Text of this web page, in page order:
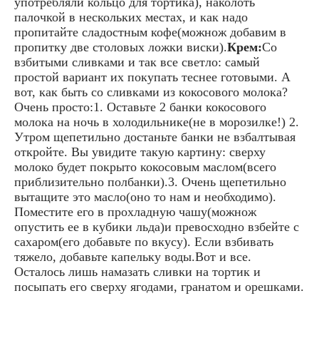
палочкой в нескольких местах, и как надо
пропитайте сладостным кофе(можнож добавим в
пропитку две столовых ложки виски).Крем:Со
взбитыми сливками и так все светло: самый
простой вариант их покупать теснее готовыми. А
вот, как быть со сливками из кокосового молока?
Очень просто:1. Оставьте 2 банки кокосового
молока на ночь в холодильнике(не в морозилке!) 2.
Утром щепетильно достаньте банки не взбалтывая
откройте. Вы увидите такую картину: сверху
молоко будет покрыто кокосовым маслом(всего
приблизительно полбанки).3. Очень щепетильно
вытащите это масло(оно то нам и необходимо).
Поместите его в прохладную чашу(можнож
опустить ее в кубики льда)и превосходно взбейте с
сахаром(его добавьте по вкусу). Если взбивать
тяжело, добавьте капельку воды.Вот и все.
Осталось лишь намазать сливки на тортик и
посыпать его сверху ягодами, гранатом и орешками.